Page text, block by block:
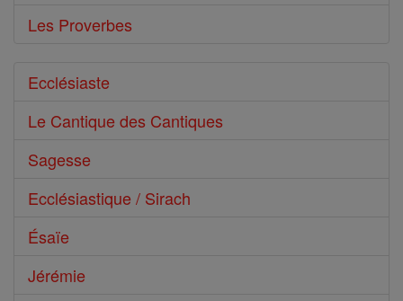
Les Proverbes
Ecclésiaste
Le Cantique des Cantiques
Sagesse
Ecclésiastique / Sirach
Ésaïe
Jérémie